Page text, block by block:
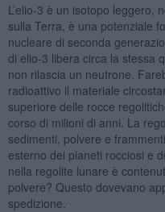
L’elio-3 è un isotopo leggero,
sulla Terra, è una potenziale
nucleare di seconda
di elio-3 libera circa la stessa
non rilascia un neutrone.
radioattivo il materiale
superiore delle rocce
corso di milioni di anni. La
sedimenti, polvere e
esterno dei pianeti rocciosi e
nella regolite lunare è
polvere? Questo dovevano
spedizione.